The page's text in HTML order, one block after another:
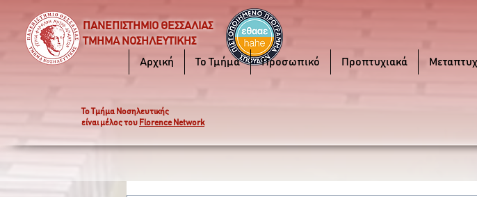
ΠΑΝΕΠΙΣΤΗΜΙΟ ΘΕΣΣΑΛΙΑΣ
ΤΜΗΜΑ ΝΟΣΗΛΕΥΤΙΚΗΣ
Το Τμήμα Νοσηλευτικής
είναι μέλος του Florence Network
Αρχική Το Τμήμα Προσωπικό Προπτυχιακά